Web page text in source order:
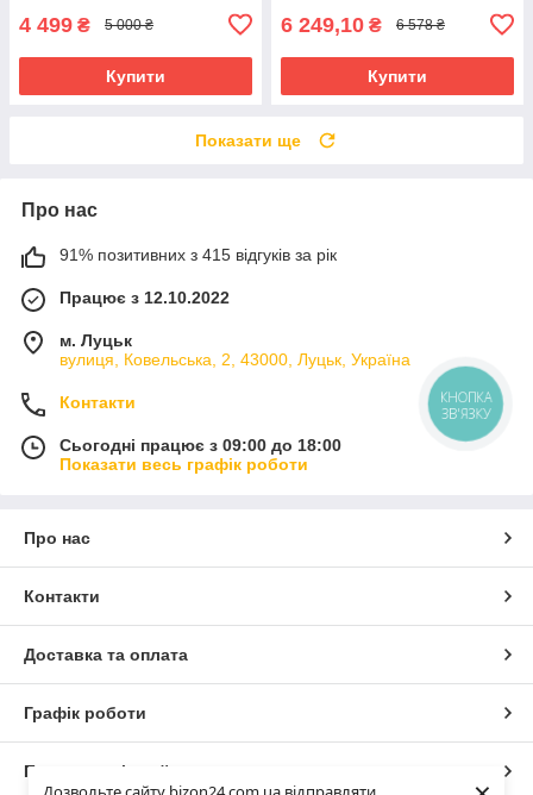
4 499 ₴ 5 000 ₴
Купити
6 249,10 ₴ 6 578 ₴
Купити
Показати ще
Про нас
91% позитивних з 415 відгуків за рік
Працює з 12.10.2022
м. Луцьк
вулиця, Ковельська, 2, 43000, Луцьк, Україна
Контакти
Сьогодні працює з 09:00 до 18:00
Показати весь графік роботи
Про нас
Контакти
Доставка та оплата
Графік роботи
Повна версія сайту
КНОПКА
ЗВ'ЯЗКУ